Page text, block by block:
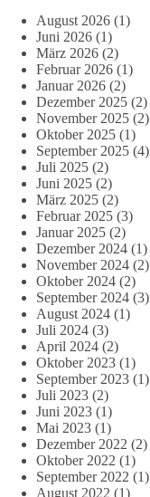
August 2026 (1)
Juni 2026 (1)
März 2026 (2)
Februar 2026 (1)
Januar 2026 (2)
Dezember 2025 (2)
November 2025 (2)
Oktober 2025 (1)
September 2025 (4)
Juli 2025 (2)
Juni 2025 (2)
März 2025 (2)
Februar 2025 (3)
Januar 2025 (2)
Dezember 2024 (1)
November 2024 (2)
Oktober 2024 (2)
September 2024 (3)
August 2024 (1)
Juli 2024 (3)
April 2024 (2)
Oktober 2023 (1)
September 2023 (1)
Juli 2023 (2)
Juni 2023 (1)
Mai 2023 (1)
Dezember 2022 (2)
Oktober 2022 (1)
September 2022 (1)
August 2022 (1)